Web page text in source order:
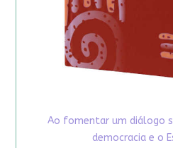
Ao fomentar um diálogo
democracia e o